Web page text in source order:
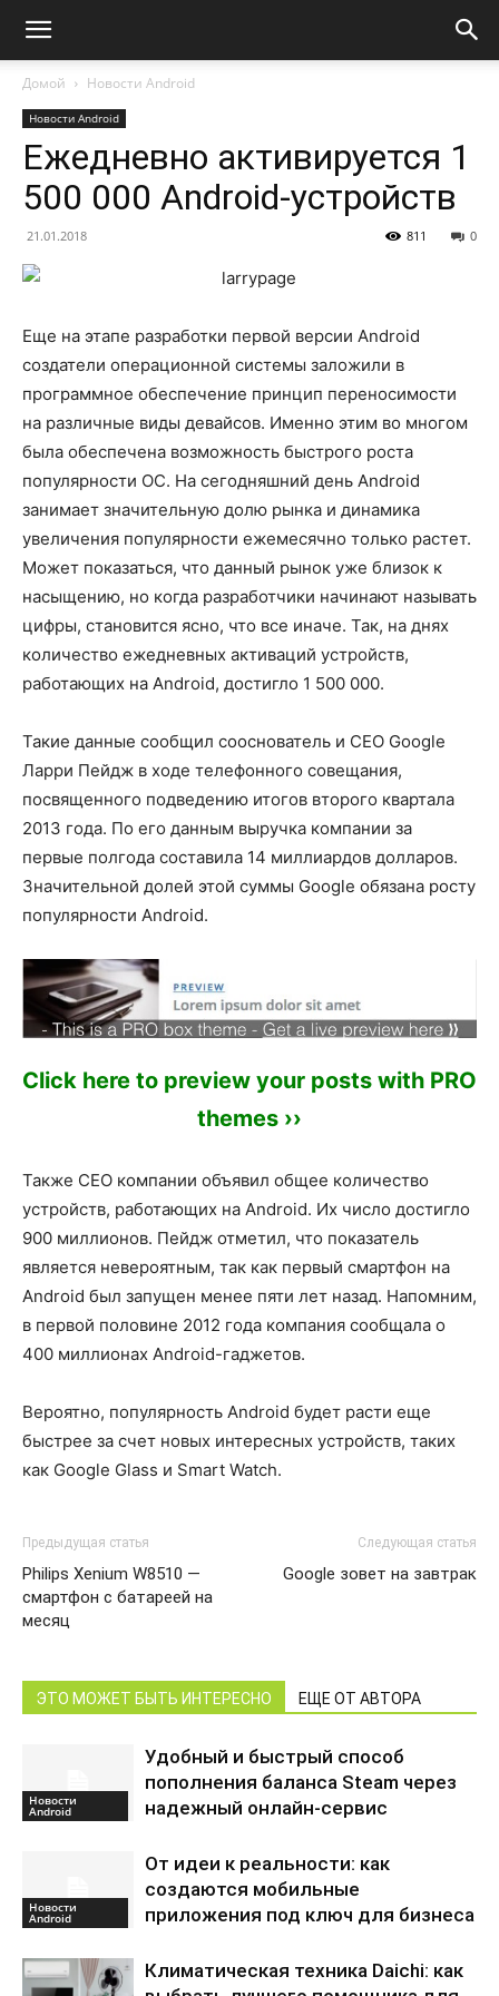
Домой Новости Android
Новости Android
Ежедневно активируется 1
500 000 Android-устройств
21.01.2018 0
811
Еще на этапе разработки первой версии Android
создатели операционной системы заложили в
программное обеспечение принцип переносимости
на различные виды девайсов. Именно этим во многом
была обеспечена возможность быстрого роста
популярности ОС. На сегодняшний день Android
занимает значительную долю рынка и динамика
увеличения популярности ежемесячно только растет.
Может показаться, что данный рынок уже близок к
насыщению, но когда разработчики начинают называть
цифры, становится ясно, что все иначе. Так, на днях
количество ежедневных активаций устройств,
работающих на Android, достигло 1 500 000.
Такие данные сообщил сооснователь и СЕО Google
Ларри Пейдж в ходе телефонного совещания,
посвященного подведению итогов второго квартала
2013 года. По его данным выручка компании за
первые полгода составила 14 миллиардов долларов.
Значительной долей этой суммы Google обязана росту
популярности Android.
Click here to preview your posts with PRO
themes ››
Также СЕО компании объявил общее количество
устройств, работающих на Android. Их число достигло
900 миллионов. Пейдж отметил, что показатель
является невероятным, так как первый смартфон на
Android был запущен менее пяти лет назад. Напомним,
в первой половине 2012 года компания сообщала о
400 миллионах Android-гаджетов.
Вероятно, популярность Android будет расти еще
быстрее за счет новых интересных устройств, таких
как Google Glass и Smart Watch.
Предыдущая статья
Philips Xenium W8510 —
смартфон с батареей на
месяц
Следующая статья
Google зовет на завтрак
ЭТО МОЖЕТ БЫТЬ ИНТЕРЕСНО ЕЩЕ ОТ АВТОРА
Новости
Android
Удобный и быстрый способ
пополнения баланса Steam через
надежный онлайн-сервис
Новости
Android
От идеи к реальности: как
создаются мобильные
приложения под ключ для бизнеса
Климатическая техника Daichi: как